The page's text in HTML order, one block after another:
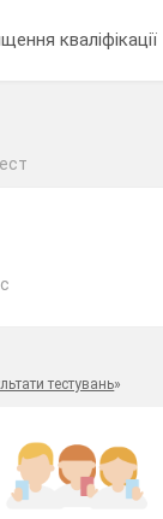
кваліфікації
тестувань»